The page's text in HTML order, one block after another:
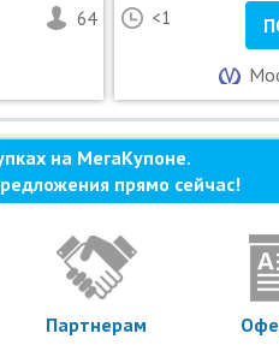
64 <1
на МегаКупоне.
прямо сейчас!
Партнерам